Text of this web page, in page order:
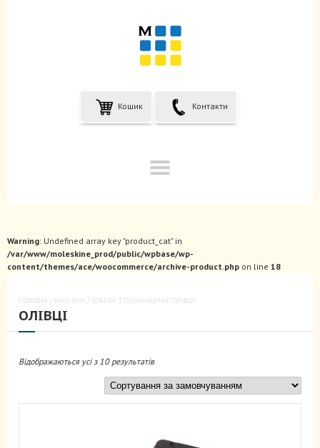
Кошик Контакти
Warning: Undefined array key "product_cat" in
/var/www/moleskine_prod/public/wpbase/wp-
content/themes/ace/woocommerce/archive-product.php on line 18
ГОЛОВНА / МАГАЗИН / ТОВАРИ З ПОЗНАЧКАМИ “ОЛІВЦІ”
ОЛІВЦІ
Відображаються усі з 10 результатів